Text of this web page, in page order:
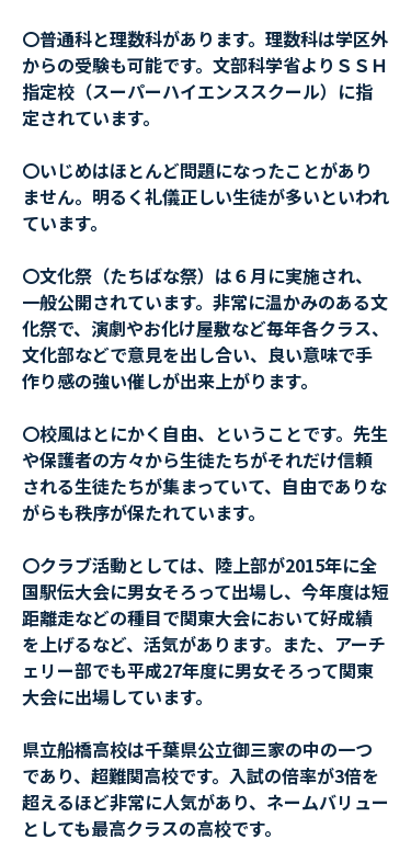
〇普通科と理数科があります。理数科は学区外
からの受験も可能です。文部科学省よりＳＳＨ
指定校（スーパーハイエンススクール）に指
定されています。
〇いじめはほとんど問題になったことがあり
ません。明るく礼儀正しい生徒が多いといわれ
ています。
〇文化祭（たちばな祭）は６月に実施され、
一般公開されています。非常に温かみのある文
化祭で、演劇やお化け屋敷など毎年各クラス、
文化部などで意見を出し合い、良い意味で手
作り感の強い催しが出来上がります。
〇校風はとにかく自由、ということです。先生
や保護者の方々から生徒たちがそれだけ信頼
される生徒たちが集まっていて、自由でありな
がらも秩序が保たれています。
〇クラブ活動としては、陸上部が2015年に全
国駅伝大会に男女そろって出場し、今年度は短
距離走などの種目で関東大会において好成績
を上げるなど、活気があります。また、アーチ
ェリー部でも平成27年度に男女そろって関東
大会に出場しています。
県立船橋高校は千葉県公立御三家の中の一つ
であり、超難関高校です。入試の倍率が3倍を
超えるほど非常に人気があり、ネームバリュー
としても最高クラスの高校です。